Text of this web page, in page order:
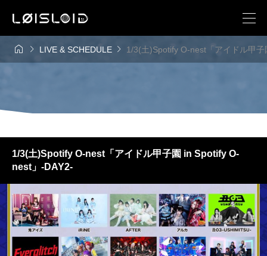
  LIVE & SCHEDULE  1/3(土)Spotify O-nest「アイドル甲
1/3(土)Spotify O-nest「アイドル甲子園 in Spotify O-
nest」-DAY2-